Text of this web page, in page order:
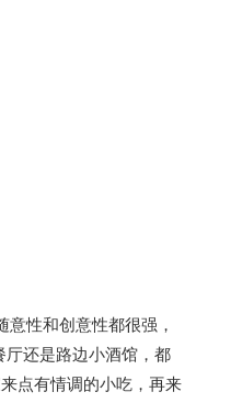
性和创意性都很强，
还是路边小酒馆，都
点有情调的小吃，再来